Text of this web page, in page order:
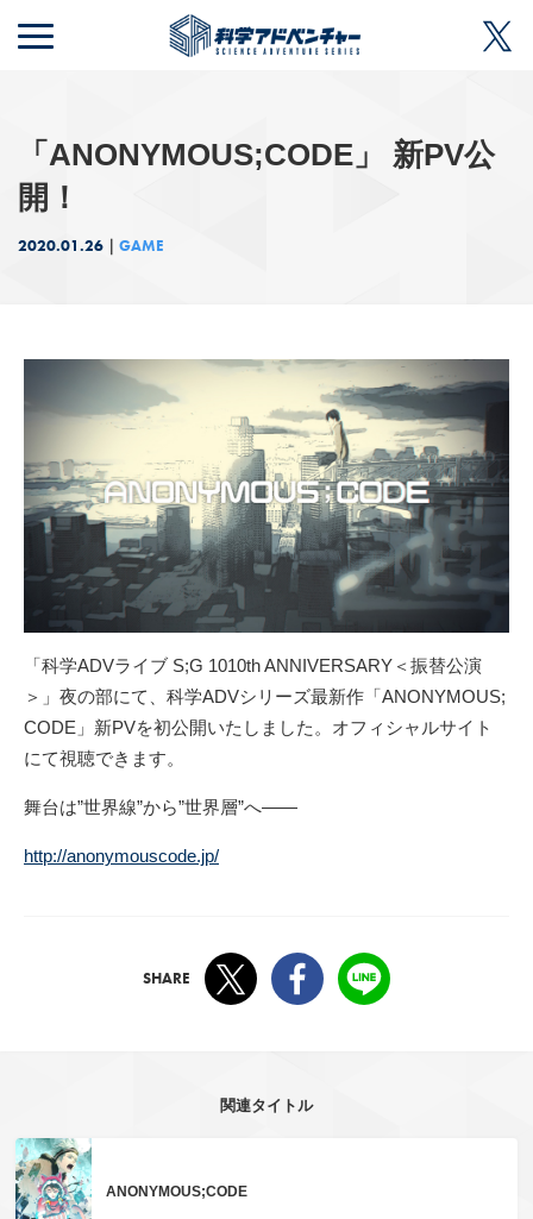
「ANONYMOUS;CODE」 新PV公
開！
2020.01.26 GAME
「科学ADVライブ S;G 1010th ANNIVERSARY＜振替公演
＞」夜の部にて、科学ADVシリーズ最新作「ANONYMOUS;
CODE」新PVを初公開いたしました。オフィシャルサイト
にて視聴できます。
舞台は”世界線”から”世界層”へ――
http://anonymouscode.jp/
Twitter Facebook
関連タイトル
ANONYMOUS;CODE